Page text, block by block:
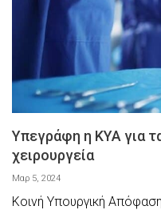
Υπεγράφη η ΚΥΑ για
χειρουργεία
Μαρ 5, 2024
Κοινή Υπουργική